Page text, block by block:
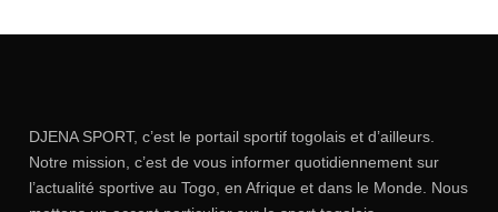
DJENA SPORT, c’est le portail sportif togolais et d’ailleurs.
Notre mission, c’est de vous informer quotidiennement sur
l’actualité sportive au Togo, en Afrique et dans le Monde. Nous